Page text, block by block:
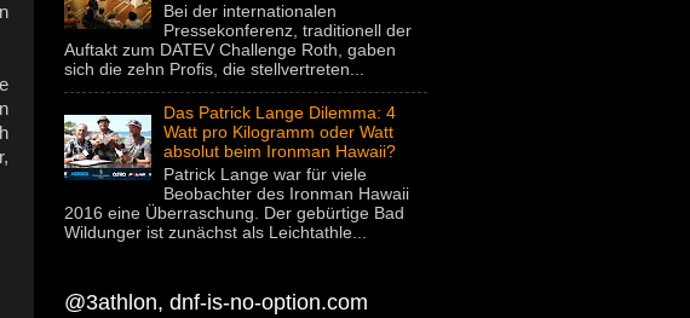
Bei der internationalen
Pressekonferenz, traditionell der
Auftakt zum DATEV Challenge Roth, gaben
sich die zehn Profis, die stellvertreten...
Das Patrick Lange Dilemma: 4
Watt pro Kilogramm oder Watt
absolut beim Ironman Hawaii?
Patrick Lange war für viele
Beobachter des Ironman Hawaii
2016 eine Überraschung. Der gebürtige Bad
Wildunger ist zunächst als Leichtathle...
@3athlon, dnf-is-no-option.com